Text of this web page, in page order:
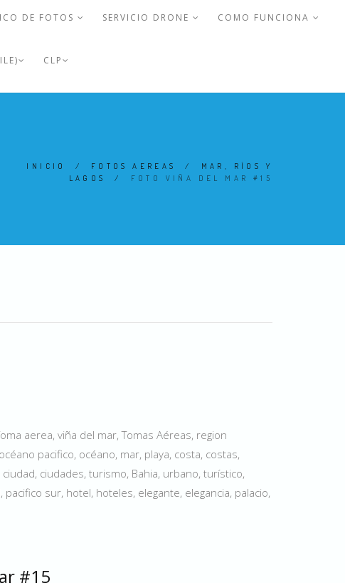
DE FOTOS SERVICIO DRONE COMO FUNCIONA
CLP
INICIO / FOTOS AEREAS /
MAR, RÍOS Y
LAGOS
/ FOTO VIÑA DEL MAR #15
aerea, viña del mar, Tomas Aéreas, region
pacifico, océano, mar, playa, costa, costas,
ciudades, turismo, Bahia, urbano, turístico,
pacifico sur, hotel, hoteles, elegante, elegancia, palacio,
#15